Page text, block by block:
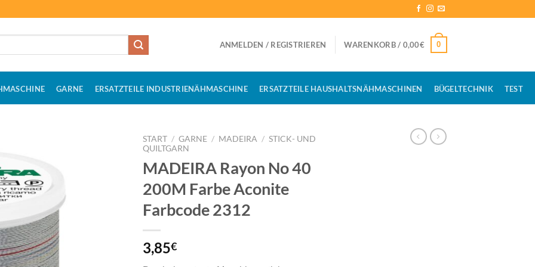
ANMELDEN / REGISTRIEREN WARENKORB / 0,00€ 0
GARNE ERSATZTEILE INDUSTRIENÄHMASCHINE ERSATZTEILE HAUSHALTSNÄHMASCHINEN BÜGELTECHNIK TEST
START / GARNE / MADEIRA / STICK- UND
QUILTGARN
MADEIRA Rayon No 40
200M Farbe Aconite
Farbcode 2312
3,85€